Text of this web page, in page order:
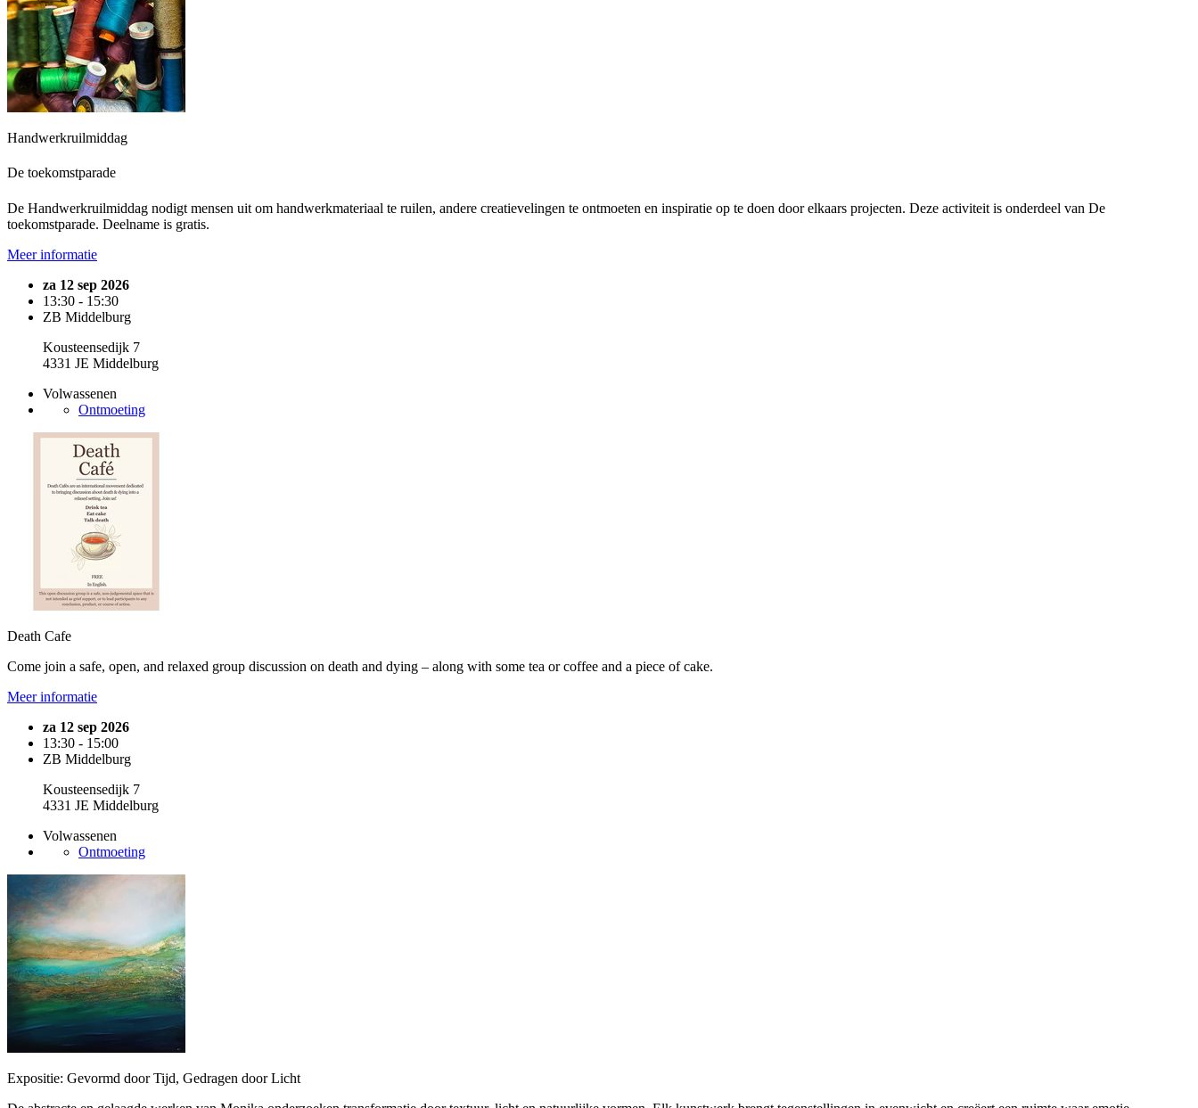
Handwerkruilmiddag
De toekomstparade
De Handwerkruilmiddag nodigt mensen uit om handwerkmateriaal te ruilen, andere creatievelingen te ontmoeten en inspiratie op te doen door elkaars projecten. Deze activiteit is onderdeel van De
toekomstparade. Deelname is gratis.
Meer informatie
za 12 sep 2026
13:30 - 15:30
ZB Middelburg
Kousteensedijk 7
4331 JE Middelburg
Volwassenen
Ontmoeting
Death Cafe
Come join a safe, open, and relaxed group discussion on death and dying – along with some tea or coffee and a piece of cake.
Meer informatie
za 12 sep 2026
13:30 - 15:00
ZB Middelburg
Kousteensedijk 7
4331 JE Middelburg
Volwassenen
Ontmoeting
Expositie: Gevormd door Tijd, Gedragen door Licht